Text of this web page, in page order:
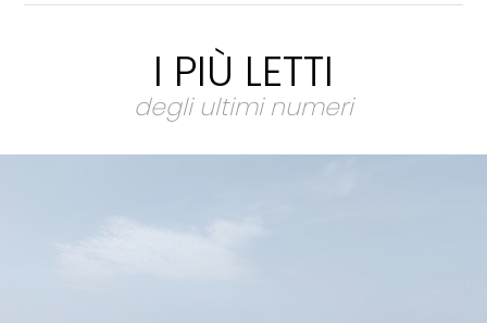
I PIÙ LETTI
degli ultimi numeri